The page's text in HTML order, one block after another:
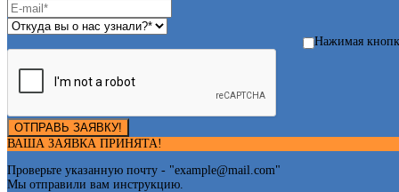
Нажимая
ОТПРАВЬ ЗАЯВКУ!
ВАША ЗАЯВКА ПРИНЯТА!
Проверьте указанную почту - "example@mail.com"
Мы отправили вам инструкцию.